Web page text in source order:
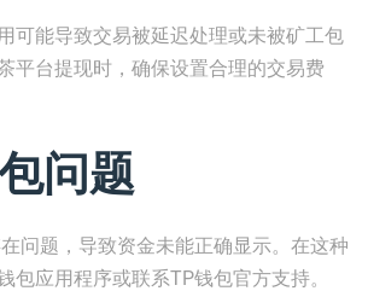
可能导致交易被延迟处理或未被矿工包
平台提现时，确保设置合理的交易费
问题
问题，导致资金未能正确显示。在这种
包应用程序或联系TP钱包官方支持。